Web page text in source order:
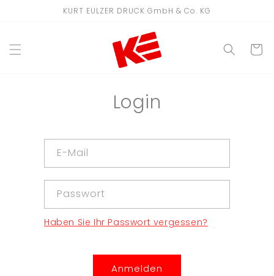
KURT EULZER DRUCK GmbH & Co. KG
Login
E-Mail
Passwort
Haben Sie Ihr Passwort vergessen?
Anmelden